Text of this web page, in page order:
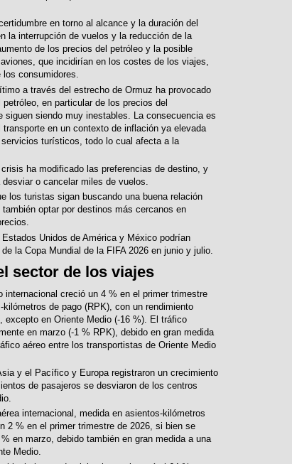
en torno al alcance y la duración del
la interrupción de vuelos y la reducción de la
de los precios del petróleo y la posible
que incidirían en los costes de los viajes,
los consumidores.
a través del estrecho de Ormuz ha provocado
en particular de los precios del
siguen siendo muy inestables. La consecuencia es
en un contexto de inflación ya elevada
turísticos, todo lo cual afecta a la
ha modificado las preferencias de destino, y
o cancelar miles de vuelos.
los turistas sigan buscando una buena relación
optar por destinos más cercanos en
Unidos de América y México podrían
la Copa Mundial de la FIFA 2026 en junio y julio.
sector de los viajes
internacional creció un 4 % en el primer trimestre
de pago (RPK), con un rendimiento
excepto en Oriente Medio (-16 %). El tráfico
en marzo (-1 % RPK), debido en gran medida
aéreo entre los transportistas de Oriente Medio
y el Pacífico y Europa registraron un crecimiento
de pasajeros se desviaron de los centros
internacional, medida en asientos-kilómetros
2 % en el primer trimestre de 2026, si bien se
en marzo, debido también en gran medida a una
Medio.